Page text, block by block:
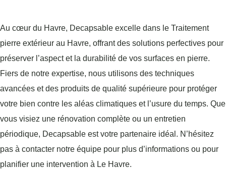
Au cœur du Havre, Decapsable excelle dans le Traitement
pierre extérieur au Havre, offrant des solutions perfectives pour
préserver l’aspect et la durabilité de vos surfaces en pierre.
Fiers de notre expertise, nous utilisons des techniques
avancées et des produits de qualité supérieure pour protéger
votre bien contre les aléas climatiques et l’usure du temps. Que
vous visiez une rénovation complète ou un entretien
périodique, Decapsable est votre partenaire idéal. N’hésitez
pas à contacter notre équipe pour plus d’informations ou pour
planifier une intervention à Le Havre.